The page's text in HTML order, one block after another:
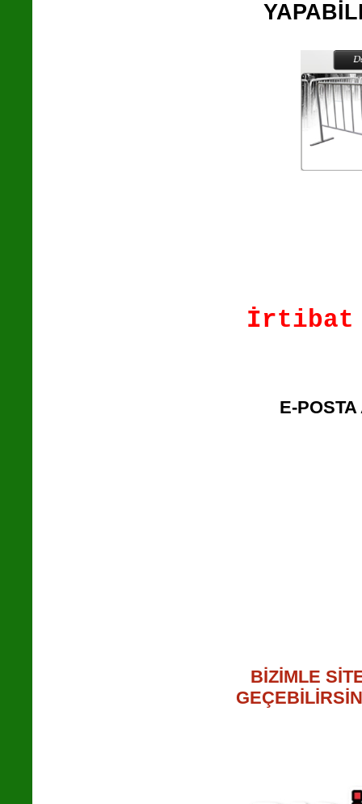
İrtibat
E-
BİZİMLE